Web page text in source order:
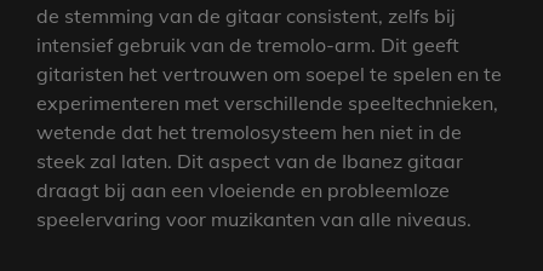
de stemming van de gitaar consistent, zelfs bij
intensief gebruik van de tremolo-arm. Dit geeft
gitaristen het vertrouwen om soepel te spelen en te
experimenteren met verschillende speeltechnieken,
wetende dat het tremolosysteem hen niet in de
steek zal laten. Dit aspect van de Ibanez gitaar
draagt bij aan een vloeiende en probleemloze
speelervaring voor muzikanten van alle niveaus.